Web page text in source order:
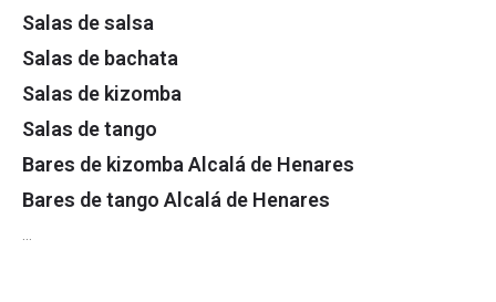
Salas de salsa
Salas de bachata
Salas de kizomba
Salas de tango
Bares de kizomba Alcalá de Henares
Bares de tango Alcalá de Henares